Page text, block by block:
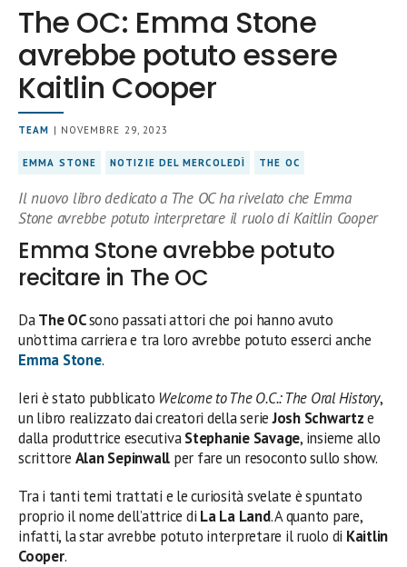
The OC: Emma Stone
avrebbe potuto essere
Kaitlin Cooper
TEAM | NOVEMBRE 29, 2023
EMMA STONE NOTIZIE DEL MERCOLEDÌ THE OC
Il nuovo libro dedicato a The OC ha rivelato che Emma
Stone avrebbe potuto interpretare il ruolo di Kaitlin Cooper
Emma Stone avrebbe potuto
recitare in The OC
DaThe OCsono passati attori che poi hanno avuto
un’ottima carriera e tra loro avrebbe potuto esserci anche
Emma Stone.
Ieri è stato pubblicato Welcome to The O.C.: The Oral History,
un libro realizzato dai creatori della serieJosh Schwartze
dalla produttrice esecutivaStephanie Savage, insieme allo
scrittore Alan Sepinwall per fare un resoconto sullo show.
Tra i tanti temi trattati e le curiosità svelate è spuntato
proprio il nome dell’attrice di La La Land. A quanto pare,
infatti, la star avrebbe potuto interpretare il ruolo di Kaitlin
Cooper.